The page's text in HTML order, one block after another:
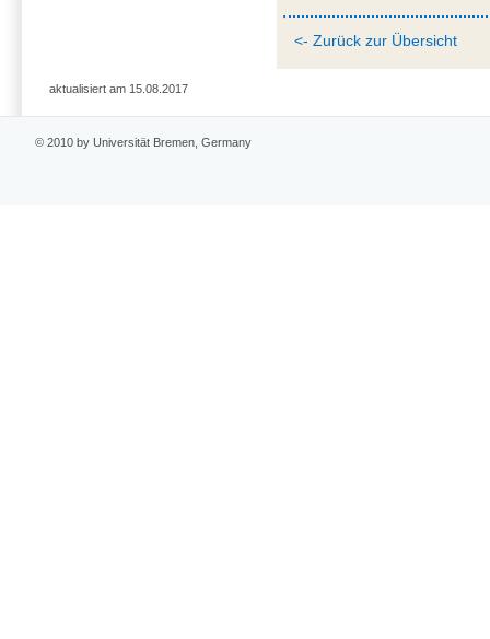
<- Zurück zur Übersicht
aktualisiert am 15.08.2017
© 2010 by Universität Bremen, Germany